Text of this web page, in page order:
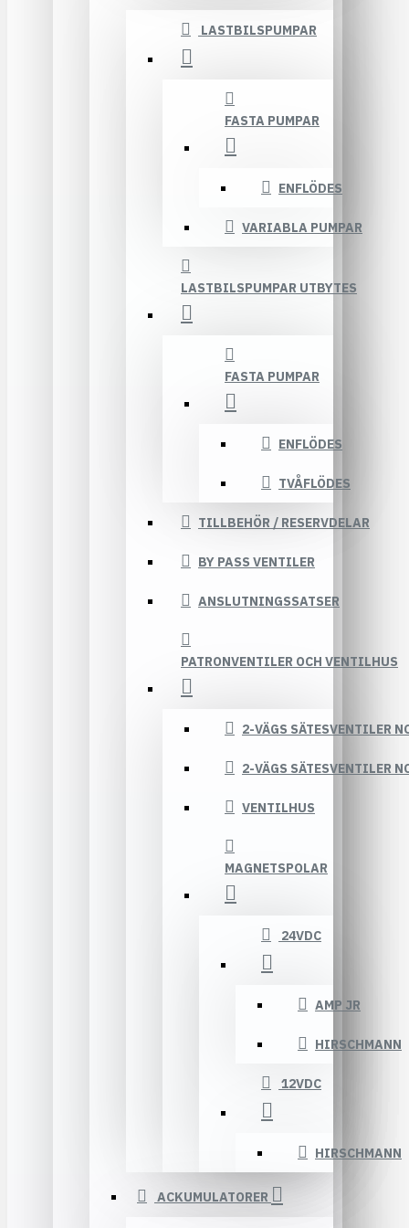
LASTBILSPUMPAR
FASTA PUMPAR
ENFLÖDES
VARIABLA PUMPAR
LASTBILSPUMPAR UTBYTES
FASTA PUMPAR
ENFLÖDES
TVÅFLÖDES
TILLBEHÖR / RESERVDELAR
BY PASS VENTILER
ANSLUTNINGSSATSER
PATRONVENTILER OCH VENTILHUS
2-VÄGS SÄTESVENTILER
2-VÄGS SÄTESVENTILER
VENTILHUS
MAGNETSPOLAR
24VDC
AMP JR
HIRSCHMANN
12VDC
HIRSCHMANN
ACKUMULATORER